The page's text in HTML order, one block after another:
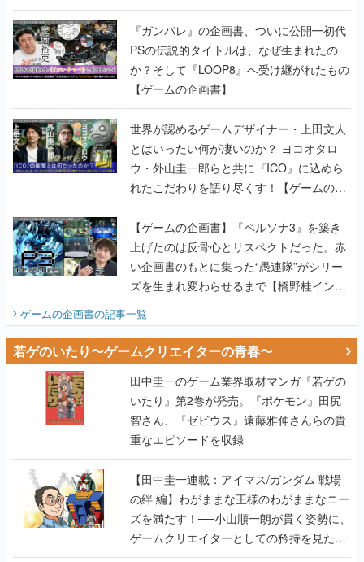
か？そして『LOOP8』へ受け継がれたもの
【ゲームの企画書】
世界が認めるゲームデザイナー・上田文人
とはいったい何が凄いのか？ ヨコオタロ
ウ・外山圭一郎らと共に『ICO』に込めら
れたこだわりを語り尽くす！【ゲームの企
画書】
【ゲームの企画書】『ペルソナ3』を築き
上げたのは反骨心とリスペクトだった。赤
い企画書のもとに集った“愚連隊”がシリー
ズを生まれ変わらせるまで【橋野桂インタ
ビュー】
ゲームの企画書の記事一覧
若ゲのいたり〜ゲームクリエイターの青春〜
田中圭一のゲーム業界取材マンガ『若ゲの
いたり』第2巻が発売。『ポケモン』田尻
智さん、『ゼビウス』遠藤雅伸さんらの貴
重なエピソードを収録
【田中圭一連載：アイマス/ガンダム 戦場
の絆 編】わがままな王様のわがままなニー
ズを満たす！──小山順一朗が貫く姿勢に、
ゲームクリエイターとしての矜持を見た
【若ゲのいたり最終回】
【田中圭一連載：バーチャファイター編】
「新しい3D表現のために、軍事技術を採り
入れたい」世界情勢を味方につけて、ゲー